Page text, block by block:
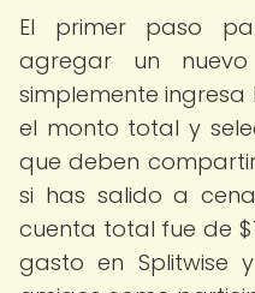
El primer paso
agregar un
simplemente
el monto total y
que deben
si has salido a
cuenta total fue de
gasto en Splitwise